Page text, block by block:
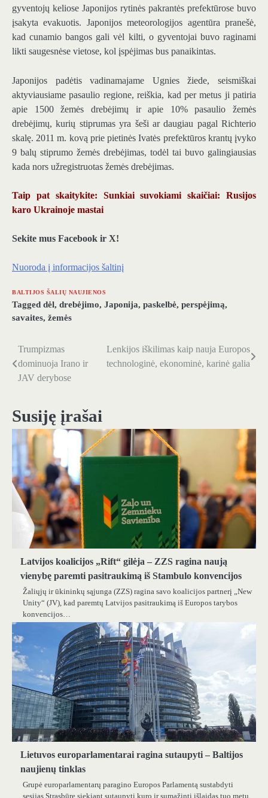
gyventojų keliose Japonijos rytinės pakrantės prefektūrose buvo
įsakyta evakuotis. Japonijos meteorologijos agentūra pranešė,
kad cunamio bangos gali vėl kilti, o gyventojai buvo raginami
likti saugesnėse vietose, kol įspėjimas bus panaikintas.
Japonijos padėtis vadinamajame Ugnies žiede, seismiškai
aktyviausiame pasaulio regione, reiškia, kad per metus ji patiria
apie 1500 žemės drebėjimų ir apie 10% pasaulio žemės
drebėjimų, kurių stiprumas yra šeši ar daugiau pagal Richterio
skalę. 2011 m. kovą prie pietinės Ivatės prefektūros krantų įvyko
9 balų stiprumo žemės drebėjimas, todėl tai buvo galingiausias
kada nors užregistruotas žemės drebėjimas.
Taip pat skaitykite: Sunkiai suvokiami skaičiai: Rusijos
karo Ukrainoje mastai
Sekite mus Facebook ir X!
Nuoroda į informacijos šaltinį
BALTIJOS ŠALIŲ NAUJIENOS
Tagged dėl, drebėjimo, Japonija, paskelbė, perspėjimą,
savaites, žemės
Navigacija
tarp
Trumpizmas
dominuoja Irano ir
JAV derybose
Lenkijos iškilimas kaip nauja Europos
technologinė, ekonominė, karinė galia
Susiję įrašai
Latvijos koalicijos „Rift“ gilėja – ZZS ragina naują
vienybę paremti pasitraukimą iš Stambulo konvencijos
Žaliųjų ir ūkininkų sąjunga (ZZS) ragina savo koalicijos partnerį „New
Unity“ (JV), kad paremtų Latvijos pasitraukimą iš Europos tarybos
konvencijos…
Lietuvos europarlamentarai ragina sutaupyti – Baltijos
naujienų tinklas
Grupė europarlamentarų paragino Europos Parlamentą sustabdyti
sesijas Strasbūre siekiant sutaupyti kuro ir sumažinti išlaidas tuo metu,